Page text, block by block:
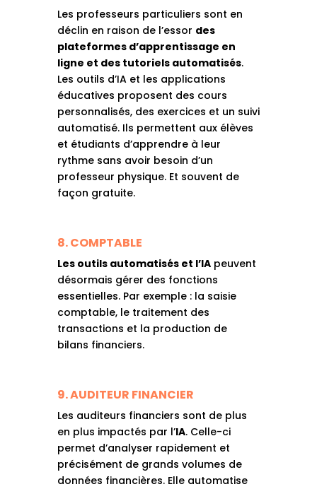
Les professeurs particuliers sont en
déclin en raison de l’essor des
plateformes d’apprentissage en
ligne et des tutoriels automatisés.
Les outils d’IA et les applications
éducatives proposent des cours
personnalisés, des exercices et un suivi
automatisé. Ils permettent aux élèves
et étudiants d’apprendre à leur
rythme sans avoir besoin d’un
professeur physique. Et souvent de
façon gratuite.
8. COMPTABLE
Les outils automatisés et l’IApeuvent
désormais gérer des fonctions
essentielles. Par exemple : la saisie
comptable, le traitement des
transactions et la production de
bilans financiers.
9. AUDITEUR FINANCIER
Les auditeurs financiers sont de plus
en plus impactés par l’IA. Celle-ci
permet d’analyser rapidement et
précisément de grands volumes de
données financières. Elle automatise